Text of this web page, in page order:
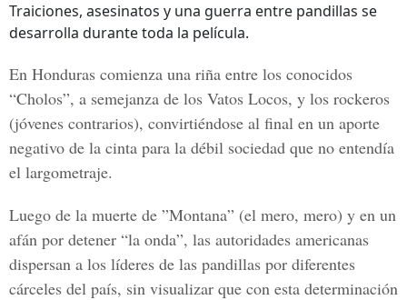
Traiciones, asesinatos y una guerra entre pandillas se
desarrolla durante toda la película.
En Honduras comienza una riña entre los conocidos
“Cholos”, a semejanza de los Vatos Locos, y los rockeros
(jóvenes contrarios), convirtiéndose al final en un aporte
negativo de la cinta para la débil sociedad que no entendía
el largometraje.
Luego de la muerte de ”Montana” (el mero, mero) y en un
afán por detener “la onda”, las autoridades americanas
dispersan a los líderes de las pandillas por diferentes
cárceles del país, sin visualizar que con esta determinación